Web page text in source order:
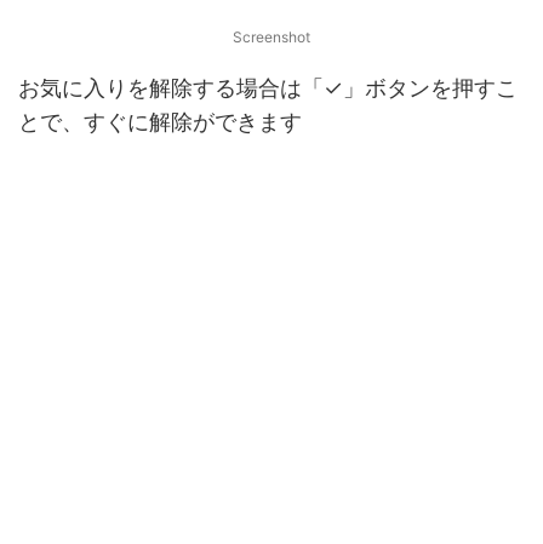
Screenshot
お気に入りを解除する場合は「✓」ボタンを押すこ
とで、すぐに解除ができます